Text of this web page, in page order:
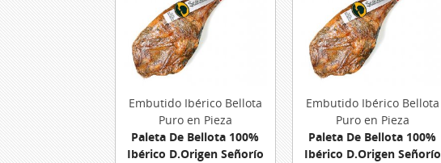
Vista Rápida
Embutido Ibérico Bellota
Puro en Pieza
Paleta De Bellota 100%
Ibérico D.Origen Señorío
Vista Rápida
Embutido Ibérico Bellota
Puro en Pieza
Paleta De Bellota 100%
Ibérico D.Origen Señorío